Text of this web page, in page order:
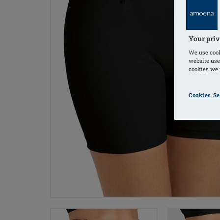
Your
We use
website
cookies we
Cookies